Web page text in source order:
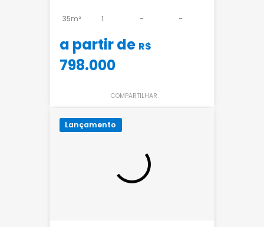
35m² 1 - -
a partir de R$
798.000
COMPARTILHAR
Lançamento